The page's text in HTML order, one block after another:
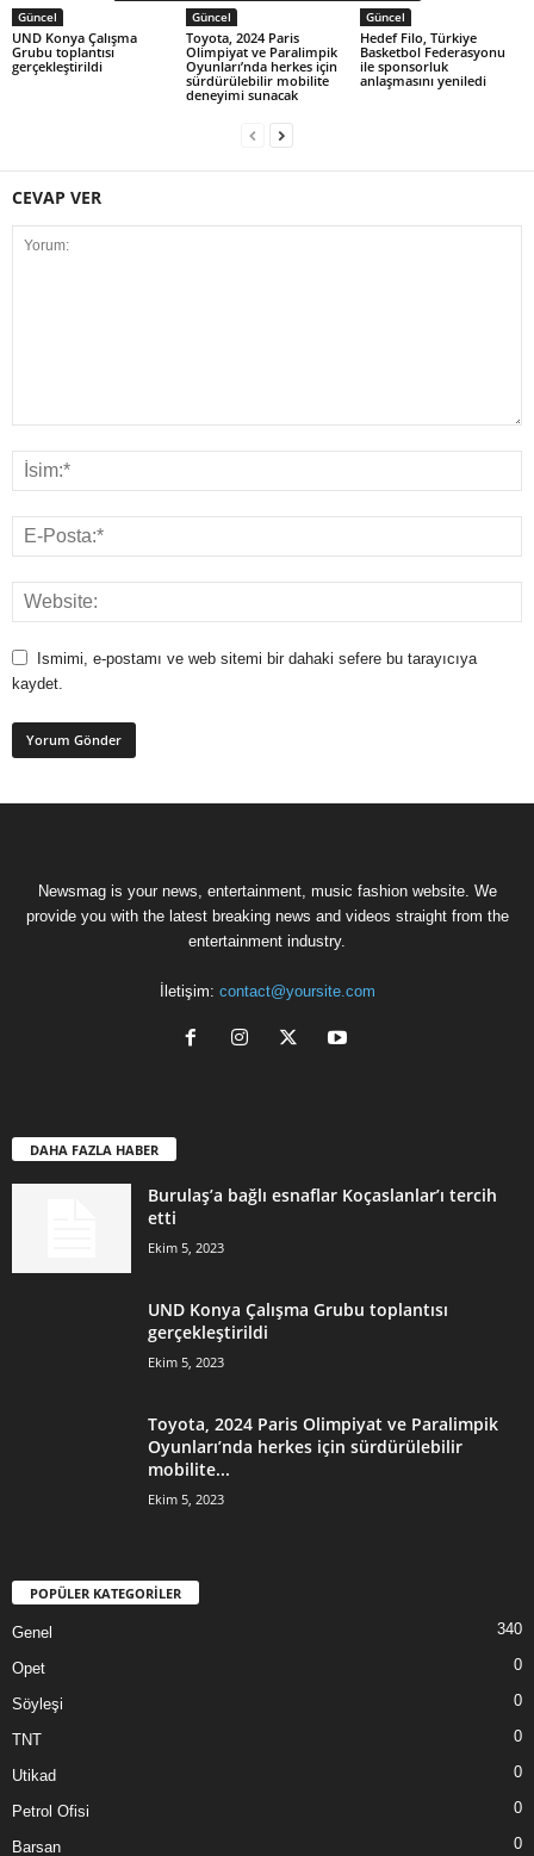
Güncel
UND Konya Çalışma
Grubu toplantısı
gerçekleştirildi
Güncel
Toyota, 2024 Paris
Olimpiyat ve Paralimpik
Oyunları’nda herkes için
sürdürülebilir mobilite
deneyimi sunacak
Güncel
Hedef Filo, Türkiye
Basketbol Federasyonu
ile sponsorluk
anlaşmasını yeniledi
CEVAP VER
Ismimi, e-postamı ve web sitemi bir dahaki sefere bu tarayıcıya
kaydet.
Newsmag is your news, entertainment, music fashion website. We
provide you with the latest breaking news and videos straight from the
entertainment industry.
İletişim: contact@yoursite.com
DAHA FAZLA HABER
Burulaş’a bağlı esnaflar Koçaslanlar’ı tercih
etti
Ekim 5, 2023
UND Konya Çalışma Grubu toplantısı
gerçekleştirildi
Ekim 5, 2023
Toyota, 2024 Paris Olimpiyat ve Paralimpik
Oyunları’nda herkes için sürdürülebilir
mobilite...
Ekim 5, 2023
POPÜLER KATEGORİLER
Genel 340
Opet 0
Söyleşi 0
TNT 0
Utikad 0
Petrol Ofisi 0
Barsan 0